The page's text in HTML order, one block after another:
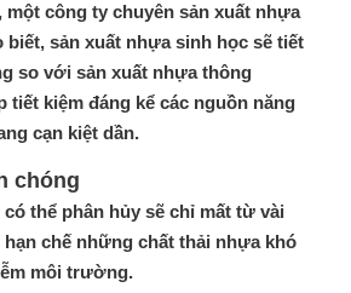
một công ty chuyên sản xuất nhựa
biết, sản xuất nhựa sinh học sẽ tiết
so với sản xuất nhựa thông
kiệm đáng kể các nguồn năng
cạn kiệt dần.
chóng
thể phân hủy sẽ chỉ mất từ vài
hạn chế những chất thải nhựa khó
môi trường.